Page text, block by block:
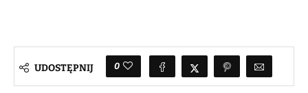
UDOSTĘPNIJ 0